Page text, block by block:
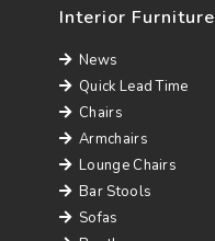
Interior Furniture
News
Quick Lead Time
Chairs
Armchairs
Lounge Chairs
Bar Stools
Sofas